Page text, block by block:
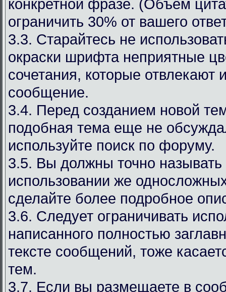
конкретной фразе. (Объём
ограничить 30% от вашего
3.3. Старайтесь не
окраски шрифта неприятные
сочетания, которые отвлекают
сообщение.
3.4. Перед созданием новой
подобная тема еще не
используйте поиск по форуму.
3.5. Вы должны точно
использовании же
сделайте более подробное
3.6. Следует ограничивать
написанного полностью
тексте сообщений, тоже
тем.
3.7. Если вы размещаете в